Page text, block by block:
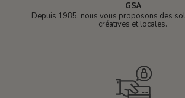
GSA
Depuis 1985, nous vous proposons des
créatives et locales.